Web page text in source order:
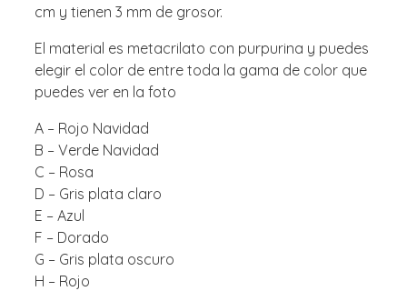
cm y tienen 3 mm de grosor.
El material es metacrilato con purpurina y puedes
elegir el color de entre toda la gama de color que
puedes ver en la foto
A – Rojo Navidad
B – Verde Navidad
C – Rosa
D – Gris plata claro
E – Azul
F – Dorado
G – Gris plata oscuro
H – Rojo